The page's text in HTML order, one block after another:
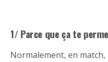
1/ Parce que ça te
Normalement, en